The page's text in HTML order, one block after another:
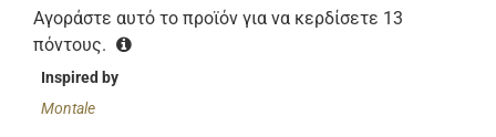
Αγοράστε αυτό το προϊόν για να κερδίσετε 13
πόντους.
Inspired by
Montale